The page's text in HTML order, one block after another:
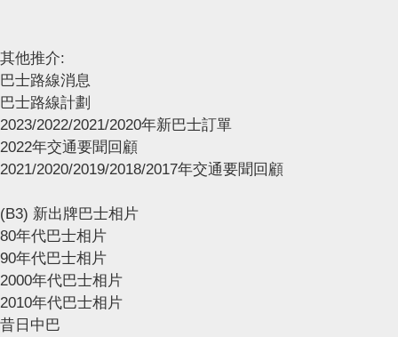
其他推介:
巴士路線消息
巴士路線計劃
2023/2022/2021/2020年新巴士訂單
2022年交通要聞回顧
2021/2020/2019/2018/2017年交通要聞回顧
(B3) 新出牌巴士相片
80年代巴士相片
90年代巴士相片
2000年代巴士相片
2010年代巴士相片
昔日中巴